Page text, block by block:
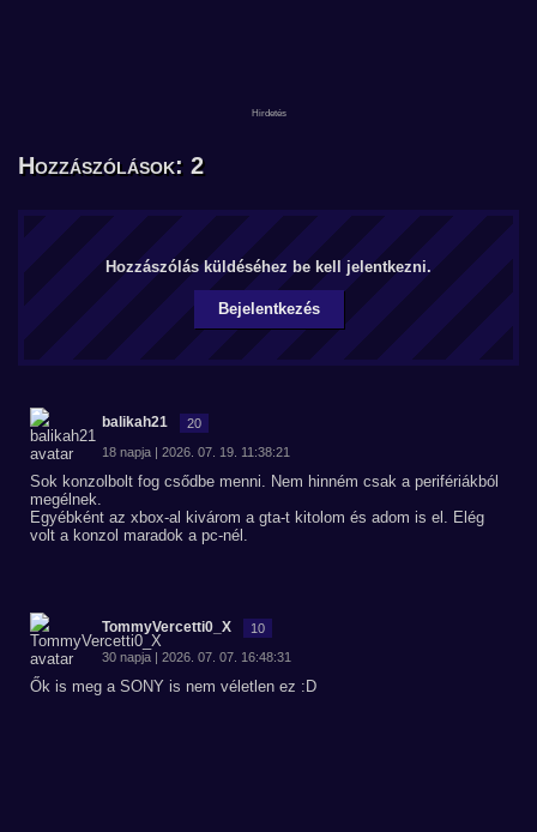
Hozzászólások: 2
Hozzászólás küldéséhez be kell jelentkezni.
Bejelentkezés
balikah21 20
18 napja | 2026. 07. 19. 11:38:21
Sok konzolbolt fog csődbe menni. Nem hinném csak a perifériákból
megélnek.
Egyébként az xbox-al kivárom a gta-t kitolom és adom is el. Elég
volt a konzol maradok a pc-nél.
TommyVercetti0_X 10
30 napja | 2026. 07. 07. 16:48:31
Ők is meg a SONY is nem véletlen ez :D